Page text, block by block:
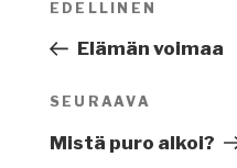
Edellinen
artikkeli
EDELLINEN
Elämän voimaa
Seuraava
artikkeli
SEURAAVA
Mistä puro alkoi?